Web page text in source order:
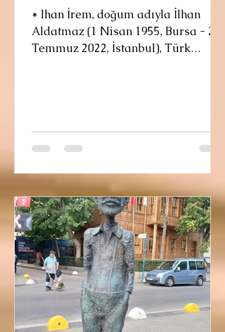
* lhan İrem, doğum adıyla İlhan
Aldatmaz (1 Nisan 1955, Bursa - 28
Temmuz 2022, İstanbul), Türk
(14 yaşındayken) üst dönemler
tarafından okul orkestrasına solist
yılında mensubu olduğu Meltemler
Orkestrası, Milliyet Gazetesi'nin
düzenlediği Liselerarası Müzik
Yarışması'nda Marmara bölgesi
birinciliği kazandı. Bu d